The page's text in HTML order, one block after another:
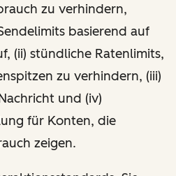
zu verhindern,
basierend auf
(ii) stündliche Ratenlimits,
zu verhindern, (iii)
und (iv)
für Konten, die
zeigen.